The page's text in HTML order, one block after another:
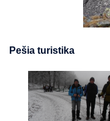
Pešia turistika